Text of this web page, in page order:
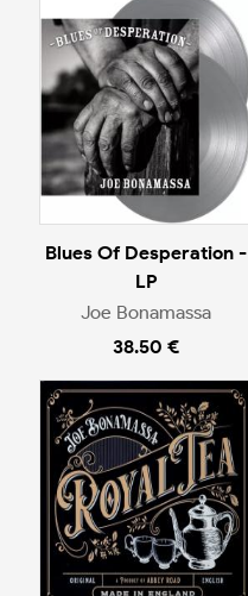
Blues Of Desperation -
LP
Joe Bonamassa
38.50 €